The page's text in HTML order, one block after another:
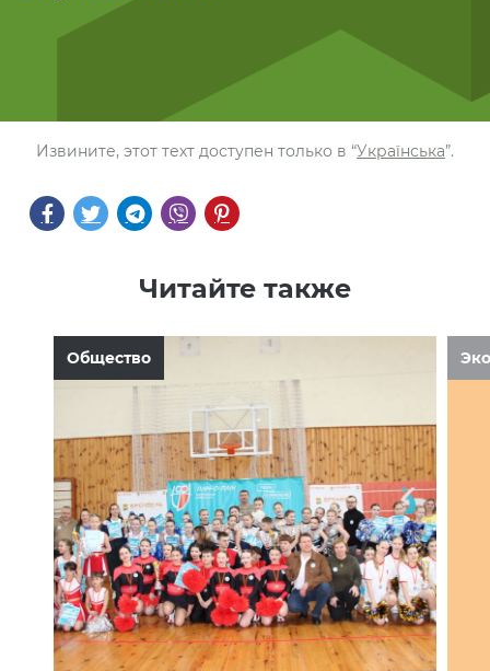
Извините, этот техт доступен только в “Українська”.
Читайте также
Общество